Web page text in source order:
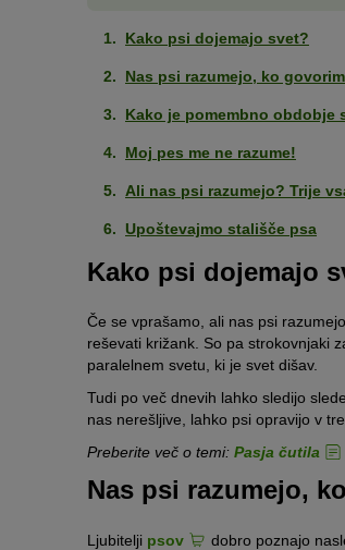
Kako psi dojemajo svet?
Nas psi razumejo, ko
Kako je pomembno obdobje
Moj pes me ne razume!
Ali nas psi razumejo? Trije
Upoštevajmo stališče psa
Kako psi dojemajo
Če se vprašamo, ali nas psi
reševati križank. So pa strokovnjaki
paralelnem svetu, ki je svet dišav.
Tudi po več dnevih lahko sledijo
nas nerešljive, lahko psi opravijo v
Preberite več o temi: Pasja čutila
Nas psi razumejo,
Ljubitelji psov
dobro poznajo